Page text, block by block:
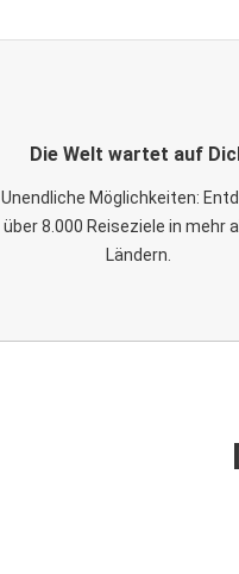
Die Welt wartet auf
Unendliche Möglichkeiten:
über 8.000 Reiseziele in mehr
Ländern.